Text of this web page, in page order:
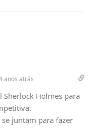
anos atrás
Sherlock Holmes para
juntam para fazer